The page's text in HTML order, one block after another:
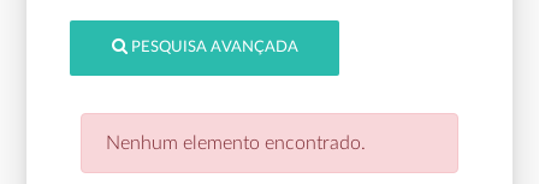
PESQUISA AVANÇADA
Nenhum elemento encontrado.